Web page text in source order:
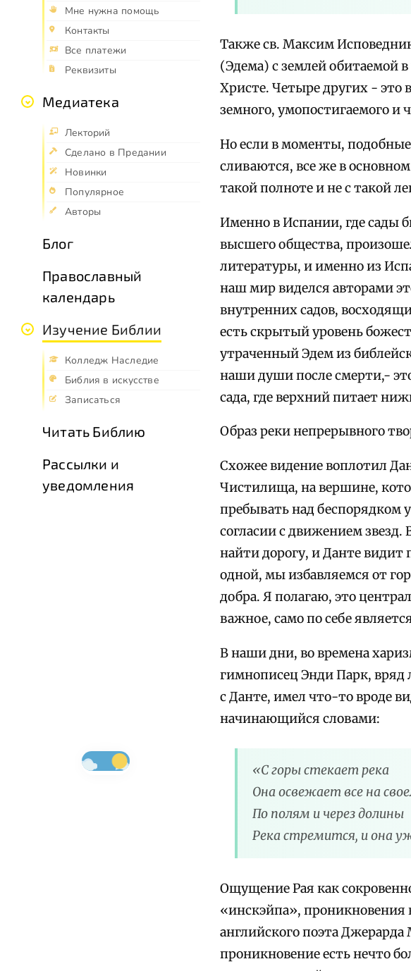
Мне нужна помощь
Контакты
Все платежи
Реквизиты
Медиатека
Лекторий
Сделано в Предании
Новинки
Популярное
Авторы
Блог
Православный
календарь
Изучение Библии
Колледж Наследие
Библия в искусстве
Записаться
Читать Библию
Рассылки и
уведомления
Также св. Максим
(Эдема) с землей обитаемой
Христе. Четыре других - это
земного, умопостигаемого и
Но если в моменты,
сливаются, все же в
такой полноте и не с такой
Именно в Испании, где сады
высшего общества,
литературы, и именно из
наш мир виделся авторами
внутренних садов,
есть скрытый уровень
утраченный Эдем из
наши души после смерти,-
сада, где верхний питает
Образ реки непрерывного
Схожее видение воплотил
Чистилища, на вершине,
пребывать над беспорядком
согласии с движением звезд.
найти дорогу, и Данте
одной, мы избавляемся от
добра. Я полагаю, это
важное, само по себе
В наши дни, во времена
гимнописец Энди Парк, вряд
с Данте, имел что-то вроде
начинающийся словами:
«С горы стекает река
Она освежает все на
По полям и через долины
Река стремится, и она
Ощущение Рая как
«инскэйпа»,
английского поэта
проникновение есть нечто